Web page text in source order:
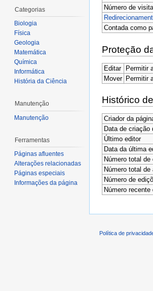
Número de
Contada como
Proteção
Editar
Permitir
Mover Permitir
Histórico
Criador da
Data de criação
Último editor
Data da última
Número total de
Número total
Número de
Número
Categorias
Biologia
Física
Geologia
Matemática
Química
Informática
História da Ciência
Manutenção
Manutenção
Ferramentas
Páginas afluentes
Alterações relacionadas
Páginas especiais
Informações da página
Política de